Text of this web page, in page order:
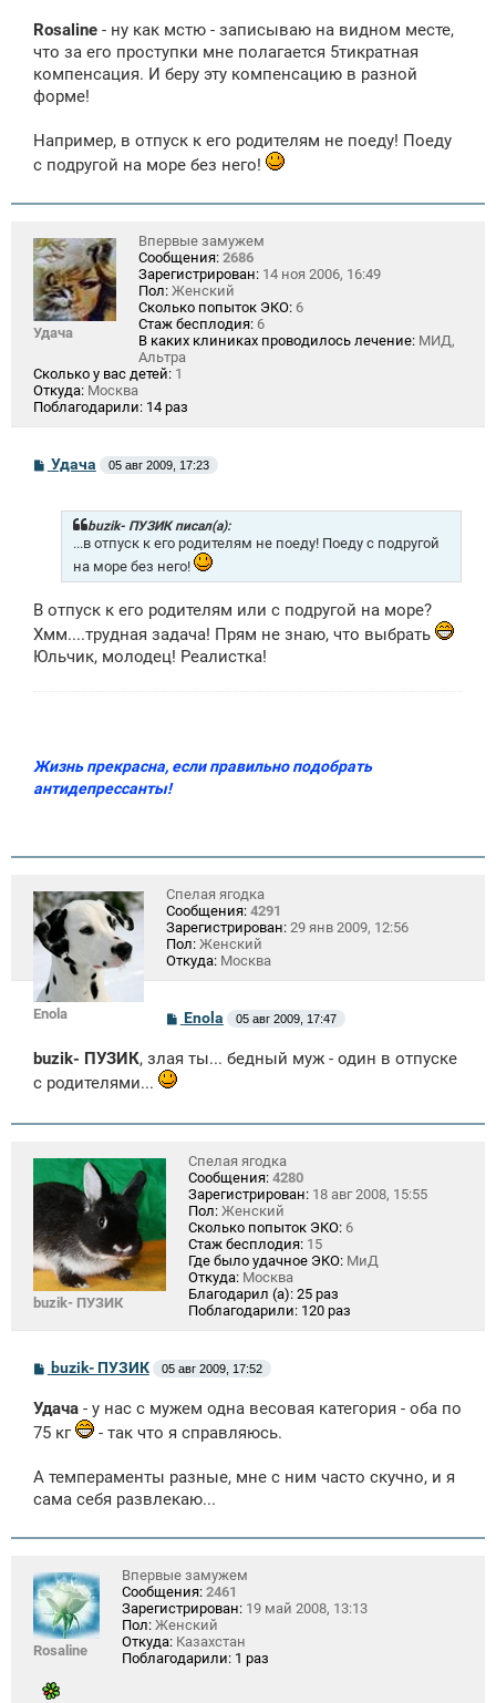
б
щ
н
и
Rosaline - ну как мcтю - записываю на видном месте,
что за его проступки мне полагается 5тикратная
компенсация. И беру эту компенсацию в разной
форме!
Например, в отпуск к его родителям не поеду! Поеду
с подругой на море без него!
Удача
Впервые замужем
Сообщения: 2686
Зарегистрирован: 14 ноя 2006, 16:49
Пол: Женский
Сколько попыток ЭКО: 6
Стаж бесплодия: 6
В каких клиниках проводилось лечение: МИД,
Альтра
Сколько у вас детей: 1
Откуда: Москва
Поблагодарили: 14 раз
СУдача 05 авг 2009, 17:23
buzik- ПУЗИК писал(а):
...в отпуск к его родителям не поеду! Поеду с подругой
на море без него!
В отпуск к его родителям или с подругой на море?
Хмм....трудная задача! Прям не знаю, что выбрать
Юльчик, молодец! Реалистка!
Жизнь прекрасна, если правильно подобрать
антидепрессанты!
Enola
Спелая ягодка
Сообщения: 4291
Зарегистрирован: 29 янв 2009, 12:56
Пол: Женский
Откуда: Москва
С
о
б
и
Enola 05 авг 2009, 17:47
buzik- ПУЗИК, злая ты... бедный муж - один в отпуске
с родителями...
buzik- ПУЗИК
Спелая ягодка
Сообщения: 4280
Зарегистрирован: 18 авг 2008, 15:55
Пол: Женский
Сколько попыток ЭКО: 6
Стаж бесплодия: 15
Где было удачное ЭКО: МиД
Откуда: Москва
Благодарил (а): 25 раз
Поблагодарили: 120 раз
С
о
б
щ
е
и
buzik- ПУЗИК 05 авг 2009, 17:52
Удача - у нас с мужем одна весовая категория - оба по
75 кг
- так что я справляюсь.
А темпераменты разные, мне с ним часто скучно, и я
сама себя развлекаю...
Rosaline
Впервые замужем
Сообщения: 2461
Зарегистрирован: 19 май 2008, 13:13
Пол: Женский
Откуда: Казахстан
Поблагодарили: 1 раз